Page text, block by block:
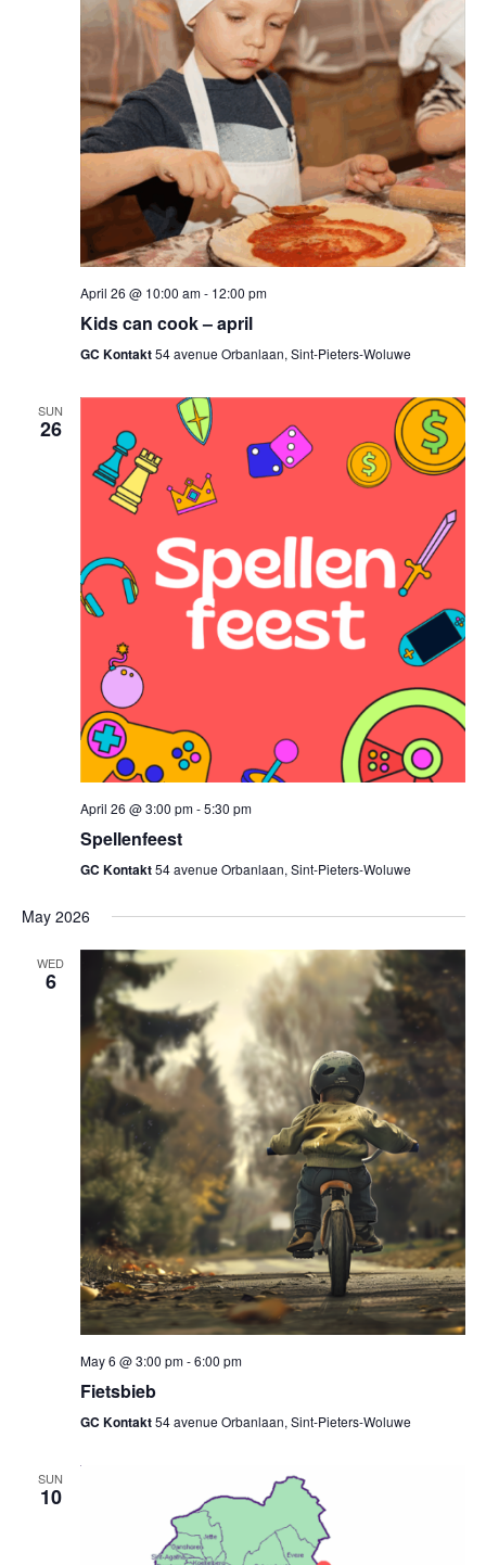
April 26 @ 10:00 am- 12:00 pm
Kids can cook – april
GC Kontakt54 avenue Orbanlaan, Sint-Pieters-Woluwe
SUN
26
April 26 @ 3:00 pm-5:30 pm
Spellenfeest
GC Kontakt54 avenue Orbanlaan, Sint-Pieters-Woluwe
May 2026
WED
6
May 6 @ 3:00 pm-6:00 pm
Fietsbieb
GC Kontakt54 avenue Orbanlaan, Sint-Pieters-Woluwe
SUN
10